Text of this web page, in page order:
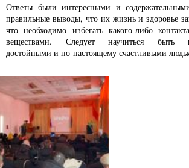
Ответы были интересными и
правильные выводы, что их жизнь и здоровье
что необходимо избегать какого-либо
веществами. Следует научиться быть
достойными и по-настоящему счастливыми